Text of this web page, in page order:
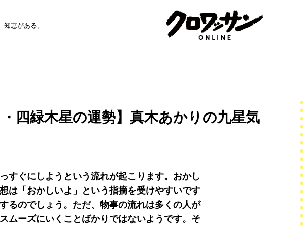
恵がある。
・四緑木星の運勢】真木あかりの九星気
すぐにしようという流れが起こります。おかし
は「おかしいよ」という指摘を受けやすいです
るのでしょう。ただ、物事の流れは多くの人が
ムーズにいくことばかりではないようです。そ